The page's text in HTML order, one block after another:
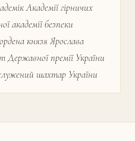
Академії гірничих
академії безпеки
князя Ярослава
премії України
шахтар України